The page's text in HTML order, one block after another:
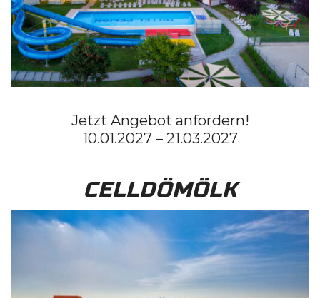
Jetzt Angebot anfordern!
10.01.2027 – 21.03.2027
CELLDÖMÖLK